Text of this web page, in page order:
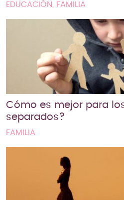
EDUCACIÓN, FAMILIA
Cómo es mejor para
separados?
FAMILIA